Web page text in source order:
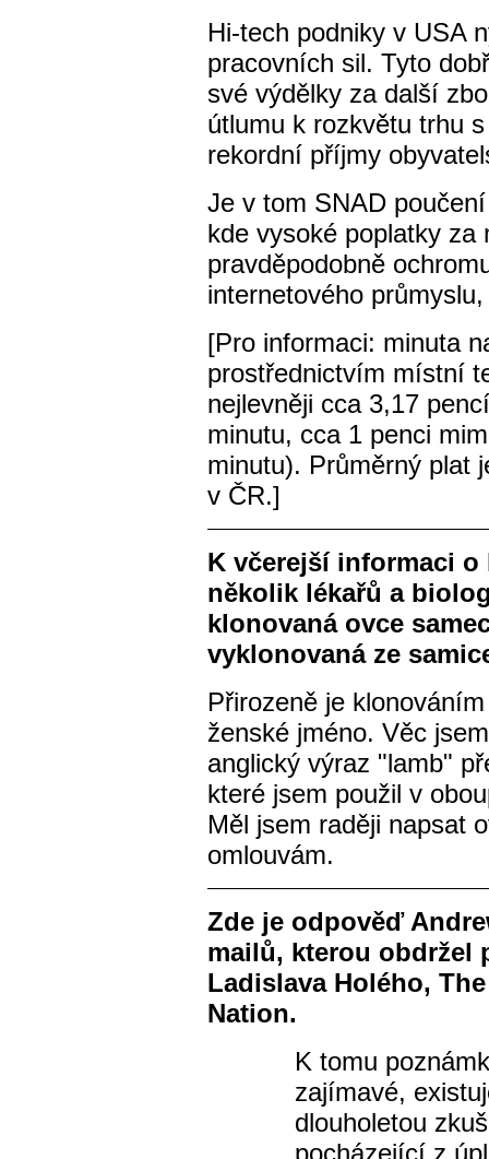
Hi-tech podniky v USA
pracovních sil. Tyto
své výdělky za další
útlumu k rozkvětu trhu
rekordní příjmy
Je v tom SNAD
kde vysoké poplatky
pravděpodobně
internetového
[Pro informaci: minuta
prostřednictvím místní
nejlevněji cca 3,17
minutu, cca 1 penci
minutu). Průměrný plat
v ČR.]
K včerejší informaci
několik lékařů a
klonovaná ovce
vyklonovaná ze
Přirozeně je
ženské jméno. Věc
anglický výraz "lamb"
které jsem použil v
Měl jsem raději napsat
omlouvám.
Zde je odpověď
mailů, kterou obdržel
Ladislava Holého,
Nation.
K tomu
zajímavé,
dlouholetou
pocházející z